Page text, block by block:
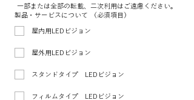
一部または全部の転載、二次利用はご遠慮ください。
製品・サービスについて
（必須項目）
屋内用LEDビジョン
屋外用LEDビジョン
スタンドタイプ LEDビジョン
フィルムタイプ LEDビジョン